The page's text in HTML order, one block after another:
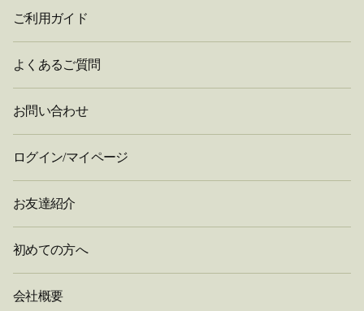
ご利用ガイド
よくあるご質問
お問い合わせ
ログイン/マイページ
お友達紹介
初めての方へ
会社概要